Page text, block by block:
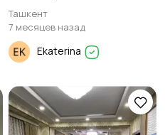
Ташкент
7 месяцев назад
Ekaterina